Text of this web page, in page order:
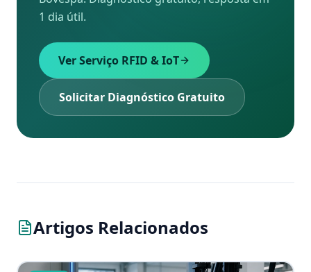
1 dia útil.
Ver Serviço RFID & IoT
Solicitar Diagnóstico Gratuito
Artigos Relacionados